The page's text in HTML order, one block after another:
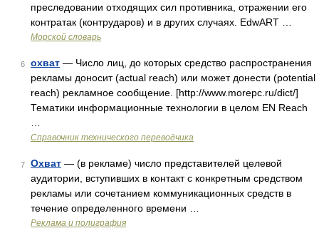
преследовании отходящих сил противника, отражении его
контратак (контрударов) и в других случаях. EdwART …
Морской словарь
6 охват — Число лиц, до которых средство распространения
рекламы доносит (actual reach) или может донести (potential
reach) рекламное сообщение. [http://www.morepc.ru/dict/]
Тематики информационные технологии в целом EN Reach
Справочник технического переводчика
7 Охват — (в рекламе) число представителей целевой
аудитории, вступивших в контакт с конкретным средством
рекламы или сочетанием коммуникационных средств в
течение определенного времени …
Реклама и полиграфия